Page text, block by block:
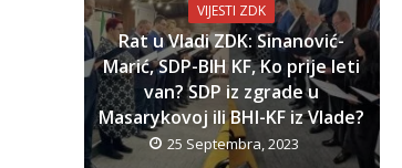
VIJESTI ZDK
Rat u Vladi ZDK: Sinanović-
Marić, SDP-BIH KF, Ko prije leti
van? SDP iz zgrade u
Masarykovoj ili BHI-KF iz Vlade?
25 Septembra, 2023